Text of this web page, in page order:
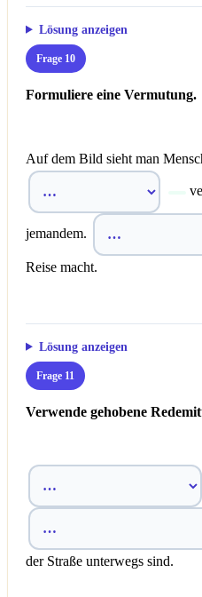
Lösung anzeigen
Frage 10
Formuliere eine Vermutung.
Auf dem Bild sieht man
jemandem.
Reise macht.
Lösung anzeigen
Frage 11
Verwende gehobene
der Straße unterwegs sind.